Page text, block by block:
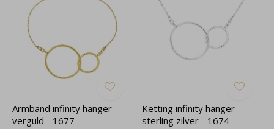
Armband infinity hanger
verguld - 1677
Ketting infinity hanger
sterling zilver - 1674